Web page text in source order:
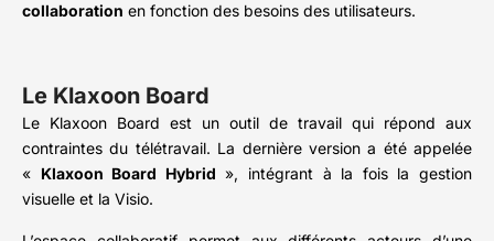
collaboration en fonction des besoins des utilisateurs.
Le Klaxoon Board
Le Klaxoon Board est un outil de travail qui répond aux
contraintes du télétravail. La dernière version a été appelée
« Klaxoon Board Hybrid », intégrant à la fois la gestion
visuelle et la Visio.